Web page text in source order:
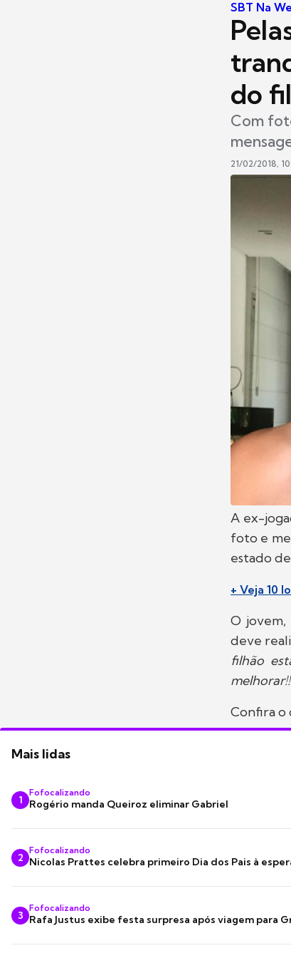
SBT Na
do
Com
21/02/2018,
A ex-
foto e
estado de
+ Veja 10
O
deve
filhão
Confira o
Mais lidas
1
Fofocalizando
Rogério manda Queiroz eliminar Gabriel
2
Fofocalizando
Nicolas Prattes celebra primeiro Dia dos Pais à
3
Fofocalizando
Rafa Justus exibe festa surpresa após viagem para